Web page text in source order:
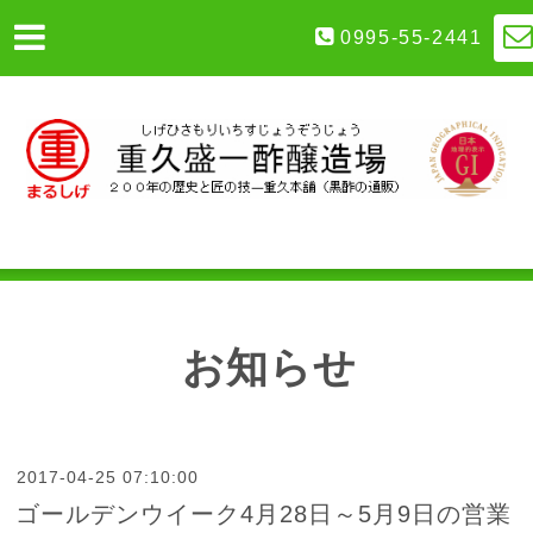
0995-55-2441
お知らせ
2017-04-25 07:10:00
ゴールデンウイーク4月28日～5月9日の営業